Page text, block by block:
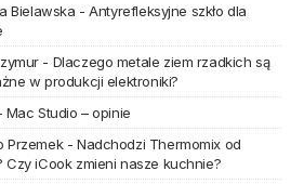
Bielawska -Antyrefleksyjne szkło dla
- Dlaczego metale ziem rzadkich są
w produkcji elektroniki?
Mac Studio – opinie
Przemek- Nadchodzi Thermomix od
Czy iCook zmieni nasze kuchnie?